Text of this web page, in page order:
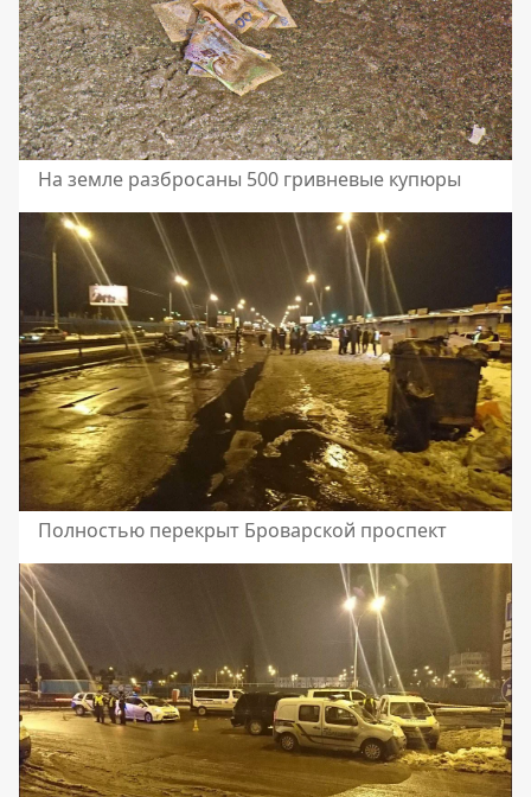
На земле разбросаны 500 гривневые купюры
Полностью перекрыт Броварской проспект